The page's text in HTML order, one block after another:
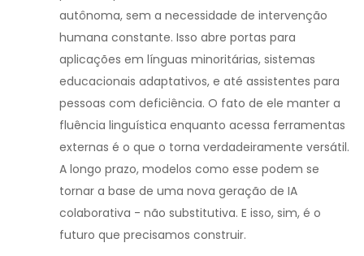
autônoma, sem a necessidade de intervenção
humana constante. Isso abre portas para
aplicações em línguas minoritárias, sistemas
educacionais adaptativos, e até assistentes para
pessoas com deficiência. O fato de ele manter a
fluência linguística enquanto acessa ferramentas
externas é o que o torna verdadeiramente versátil.
A longo prazo, modelos como esse podem se
tornar a base de uma nova geração de IA
colaborativa - não substitutiva. E isso, sim, é o
futuro que precisamos construir.